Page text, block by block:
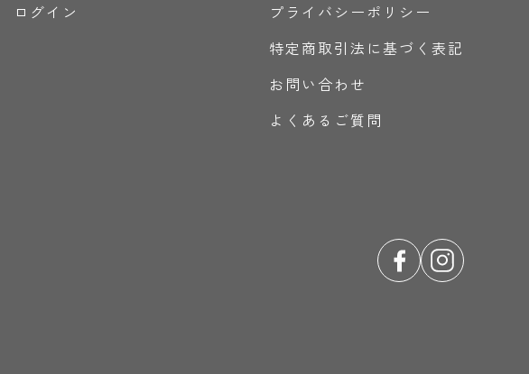
ログイン
プライバシーポリシー
特定商取引法に基づく表記
お問い合わせ
よくあるご質問